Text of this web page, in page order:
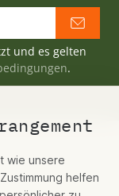
und es gelten
.
wie unsere
helfen